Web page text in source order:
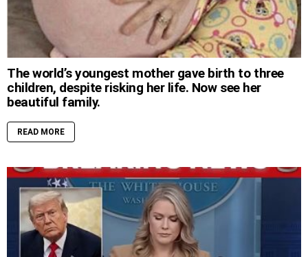
The world’s youngest mother gave birth to three
children, despite risking her life. Now see her
beautiful family.
READ MORE